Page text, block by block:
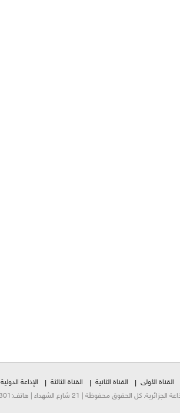
القناة الأولى القناة الثانية القناة الثالثة الإذاعة الدولية